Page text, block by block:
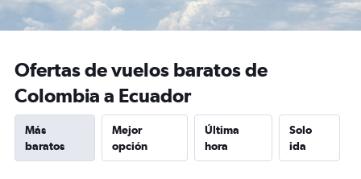
Ofertas de vuelos baratos de
Colombia a Ecuador
Más
baratos
Mejor
opción
Última
hora
Solo
ida